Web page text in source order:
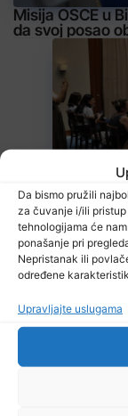
Da bismo pružili
za čuvanje i/ili
tehnologijama će
ponašanje pri
Nepristanak ili
određene
Upravljajte uslugama
Misija OSCE u
da svoj posao
TI uočio 1.200
promociju stranaka
EUFOR izveo